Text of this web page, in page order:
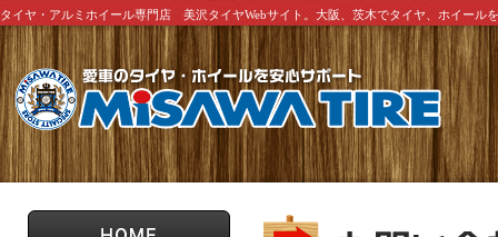
タイヤ・アルミホイール専門店 美沢タイヤWebサイト。大阪、茨木でタイヤ、ホイール